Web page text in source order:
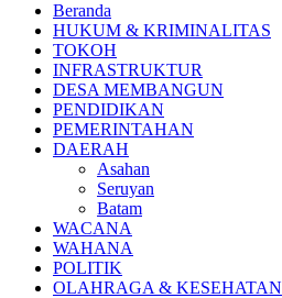
Beranda
HUKUM & KRIMINALITAS
TOKOH
INFRASTRUKTUR
DESA MEMBANGUN
PENDIDIKAN
PEMERINTAHAN
DAERAH
Asahan
Seruyan
Batam
WACANA
WAHANA
POLITIK
OLAHRAGA & KESEHATAN